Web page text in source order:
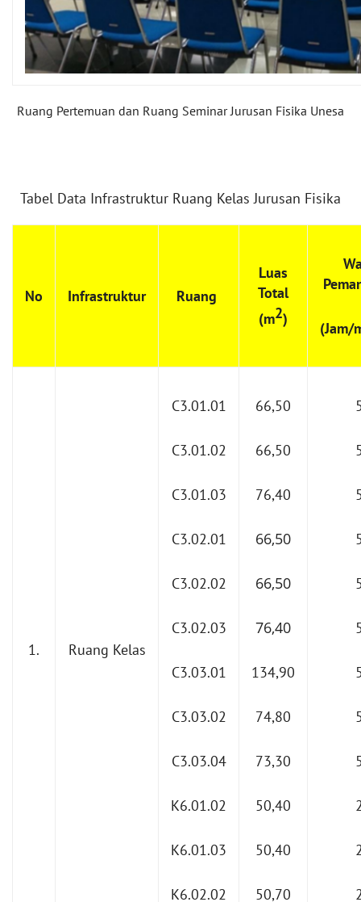
Ruang Pertemuan dan Ruang Seminar Jurusan Fisika Unesa
Tabel Data Infrastruktur Ruang Kelas Jurusan Fisika
No Infrastruktur Ruang
Luas
Total
(m2)
(Jam/
1. Ruang Kelas
C3.01.01
C3.01.02
C3.01.03
C3.02.01
C3.02.02
C3.02.03
C3.03.01
C3.03.02
C3.03.04
K6.01.02
K6.01.03
K6.02.02
66,50
66,50
76,40
66,50
66,50
76,40
134,90
74,80
73,30
50,40
50,40
50,70